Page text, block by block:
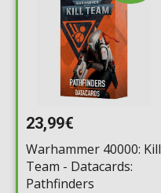
23,99€
Warhammer 40000: Kill
Team - Datacards:
Pathfinders